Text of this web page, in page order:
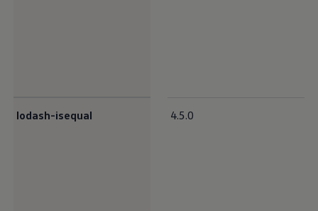
lodash-isequal 4.5.0